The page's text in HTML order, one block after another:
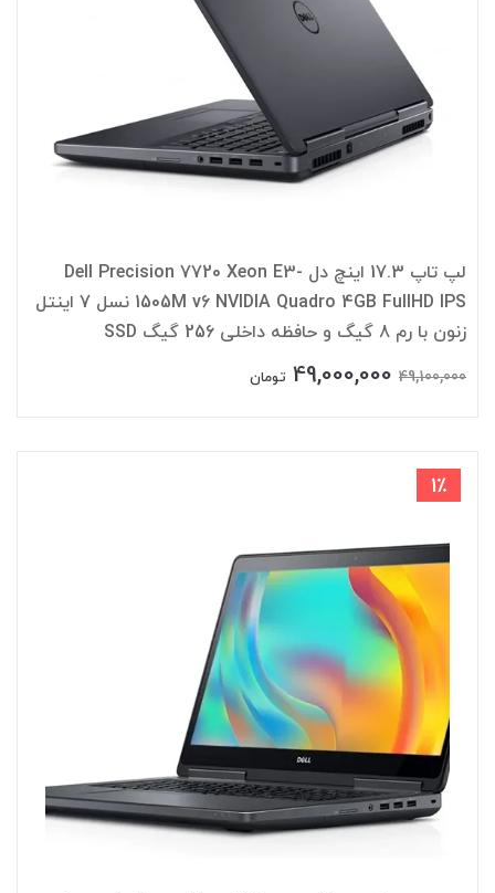
لپ تاپ 17.3 اینچ دل Dell Precision 7720 Xeon E3-
1505M v6 NVIDIA Quadro 4GB FullHD IPS نسل 7 اینتل
زنون با رم 8 گیگ و حافظه داخلی 256 گیگ SSD
49,100,000
49,000,000 تومان
1٪